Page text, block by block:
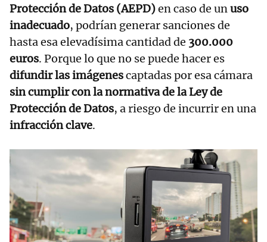
Protección de Datos (AEPD)en caso de unuso
inadecuado, podrían generar sanciones de
hasta esa elevadísima cantidad de 300.000
euros. Porque lo que no se puede hacer es
difundir las imágenescaptadas por esa cámara
sin cumplir con la normativa de la Ley de
Protección de Datos, a riesgo de incurrir en una
infracción clave.